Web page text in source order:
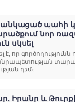
պահի
նոր
սկսել
որ գործողությունն
դեմ։
Իրանը և